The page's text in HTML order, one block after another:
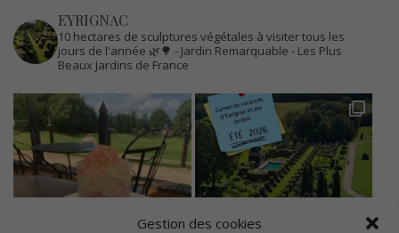
Gestion des cookies
EYRIGNAC
10 hectares de sculptures végétales à visiter tous les
jours de l'année 🌿🌳 - Jardin Remarquable - Les Plus
Beaux Jardins de France